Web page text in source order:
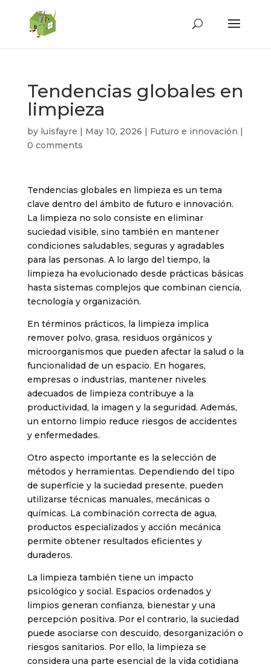
Tendencias globales en
limpieza
by luisfayre | May 10, 2026 | Futuro e innovación |
0 comments
Tendencias globales en limpieza es un tema
clave dentro del ámbito de futuro e innovación.
La limpieza no solo consiste en eliminar
suciedad visible, sino también en mantener
condiciones saludables, seguras y agradables
para las personas. A lo largo del tiempo, la
limpieza ha evolucionado desde prácticas básicas
hasta sistemas complejos que combinan ciencia,
tecnología y organización.
En términos prácticos, la limpieza implica
remover polvo, grasa, residuos orgánicos y
microorganismos que pueden afectar la salud o la
funcionalidad de un espacio. En hogares,
empresas o industrias, mantener niveles
adecuados de limpieza contribuye a la
productividad, la imagen y la seguridad. Además,
un entorno limpio reduce riesgos de accidentes
y enfermedades.
Otro aspecto importante es la selección de
métodos y herramientas. Dependiendo del tipo
de superficie y la suciedad presente, pueden
utilizarse técnicas manuales, mecánicas o
químicas. La combinación correcta de agua,
productos especializados y acción mecánica
permite obtener resultados eficientes y
duraderos.
La limpieza también tiene un impacto
psicológico y social. Espacios ordenados y
limpios generan confianza, bienestar y una
percepción positiva. Por el contrario, la suciedad
puede asociarse con descuido, desorganización o
riesgos sanitarios. Por ello, la limpieza se
considera una parte esencial de la vida cotidiana